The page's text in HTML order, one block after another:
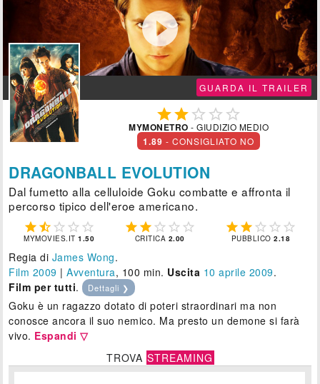

GUARDA IL TRAILER
   
MYMONETRO - GIUDIZIO MEDIO
1.89 - CONSIGLIATO NO
DRAGONBALL EVOLUTION
Dal fumetto alla celluloide Goku combatte e affronta il
percorso tipico dell'eroe americano.
    
MYMOVIES.IT1.50
    
CRITICA 2.00
    
PUBBLICO2.18
Regia di James Wong.
Film 2009 |Avventura, 100 min. Uscita 10 aprile 2009.
Film per tutti. Dettagli ❯
Goku è un ragazzo dotato di poteri straordinari ma non
conosce ancora il suo nemico. Ma presto un demone si farà
vivo. Espandi ▽
TROVA STREAMING